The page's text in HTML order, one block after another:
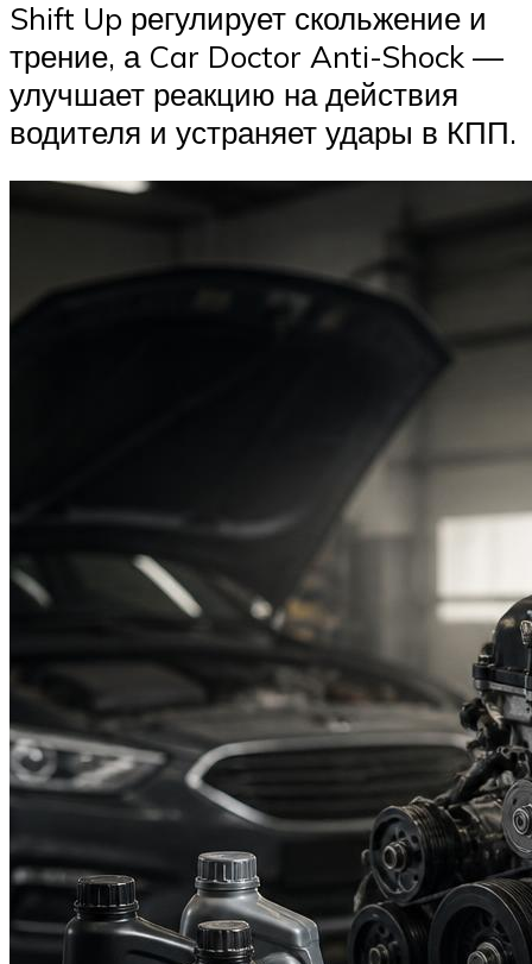
Shift Up регулирует скольжение и
трение, а Car Doctor Anti-Shock —
улучшает реакцию на действия
водителя и устраняет удары в КПП.